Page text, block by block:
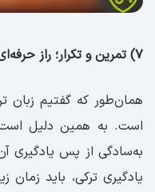
۷) تمرین و تکرار؛ راز حرفه‌ای شدن در زبان ترکی استانبولی
همان‌طور که گفتیم زبان
است. به همین دلیل است
به‌سادگی از پس یادگیری
یادگیری ترکی، باید زمان